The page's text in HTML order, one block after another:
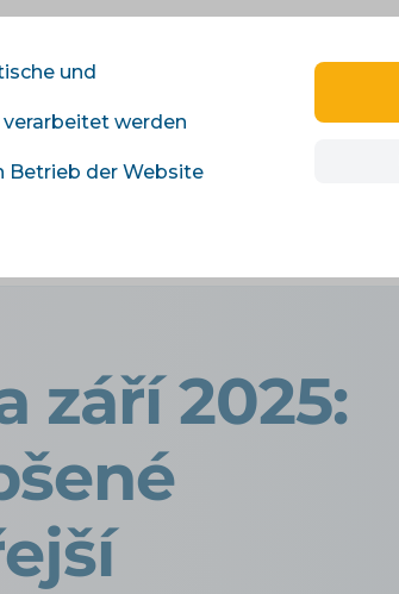
září 2025:
und
verarbeitet werden
Betrieb der Website